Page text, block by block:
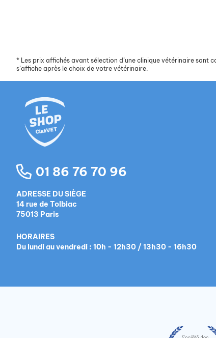
* Les prix affichés avant sélection d’une clinique vétérinaire
s’affiche après le choix de votre vétérinaire.
01 86 76 70 96
ADRESSE DU SIÈGE
14 rue de Tolbiac
75013 Paris
HORAIRES
Du lundi au vendredi : 10h - 12h30 / 13h30 - 16h30